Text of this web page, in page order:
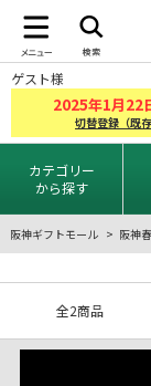
ゲスト様
2025年1月22
切替登録（既
カテゴリー
から探す
阪神ギフトモール 阪神
全2商品